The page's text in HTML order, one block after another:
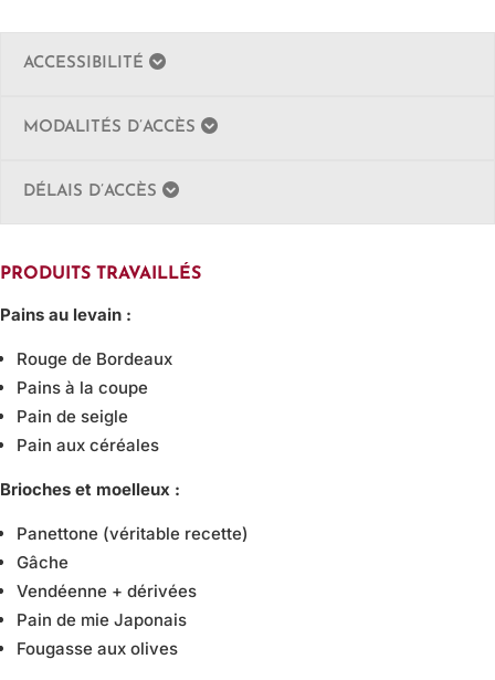
ACCESSIBILITÉ
MODALITÉS D’ACCÈS
DÉLAIS D’ACCÈS
PRODUITS TRAVAILLÉS
Pains au levain :
Rouge de Bordeaux
Pains à la coupe
Pain de seigle
Pain aux céréales
Brioches et moelleux :
Panettone (véritable recette)
Gâche
Vendéenne + dérivées
Pain de mie Japonais
Fougasse aux olives